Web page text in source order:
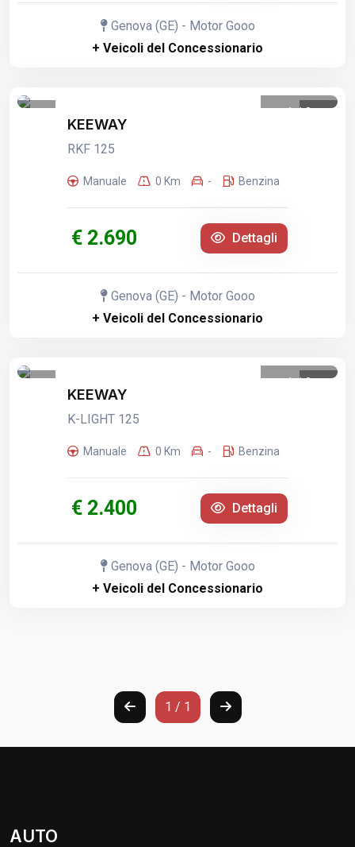
Genova (GE) - Motor Gooo
+ Veicoli del Concessionario
1 /3
KEEWAY
RKF 125
Manuale 0 Km - Benzina
€ 2.690 Dettagli
Genova (GE) - Motor Gooo
+ Veicoli del Concessionario
1 /3
KEEWAY
K-LIGHT 125
Manuale 0 Km - Benzina
€ 2.400 Dettagli
Genova (GE) - Motor Gooo
+ Veicoli del Concessionario
1 / 1
AUTO